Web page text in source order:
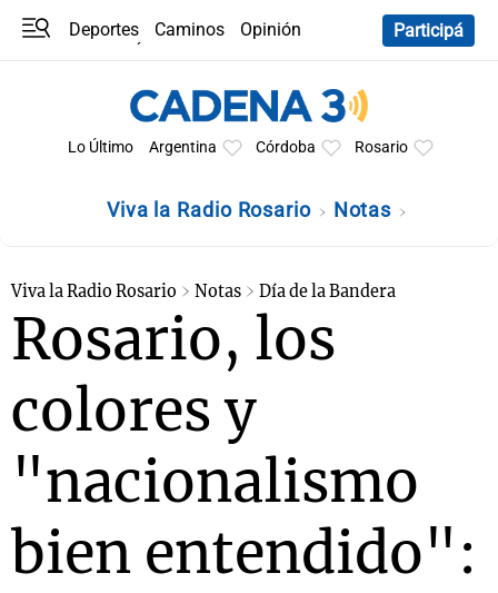
Deportes Caminos
Opinión
Participá
Lo Último Argentina Córdoba Rosario
Viva la Radio Rosario Notas
Viva la Radio Rosario Notas Día de la Bandera
Rosario, los
colores y
"nacionalismo
bien entendido":